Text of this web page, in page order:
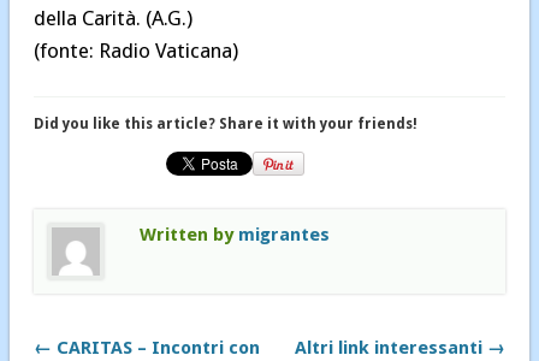
della Carità. (A.G.)
(fonte: Radio Vaticana)
Did you like this article? Share it with your friends!
Written by migrantes
← CARITAS – Incontri con
Altri link interessanti →